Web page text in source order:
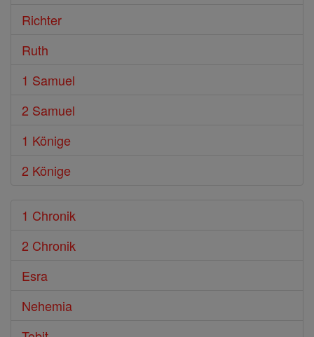
Richter
Ruth
1 Samuel
2 Samuel
1 Könige
2 Könige
1 Chronik
2 Chronik
Esra
Nehemia